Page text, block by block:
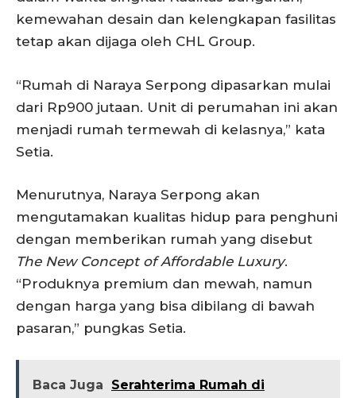
kemewahan desain dan kelengkapan fasilitas
tetap akan dijaga oleh CHL Group.
“Rumah di Naraya Serpong dipasarkan mulai
dari Rp900 jutaan. Unit di perumahan ini akan
menjadi rumah termewah di kelasnya,” kata
Setia.
Menurutnya, Naraya Serpong akan
mengutamakan kualitas hidup para penghuni
dengan memberikan rumah yang disebut
The New Concept of Affordable Luxury.
“Produknya premium dan mewah, namun
dengan harga yang bisa dibilang di bawah
pasaran,” pungkas Setia.
Baca Juga
Serahterima Rumah di